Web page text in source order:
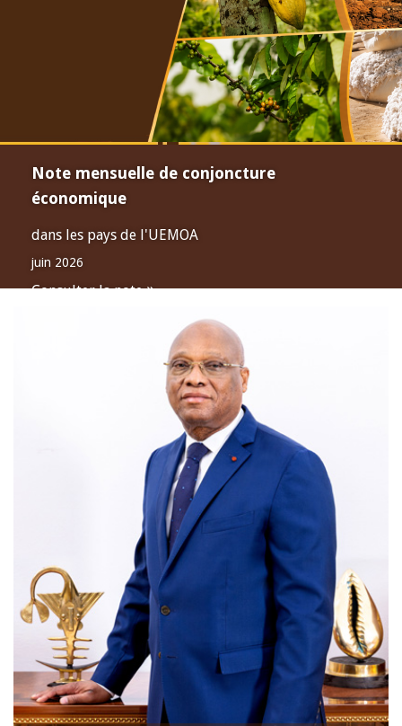
Note mensuelle de conjoncture
économique
dans les pays de l'UEMOA
juin 2026
Consulter la note